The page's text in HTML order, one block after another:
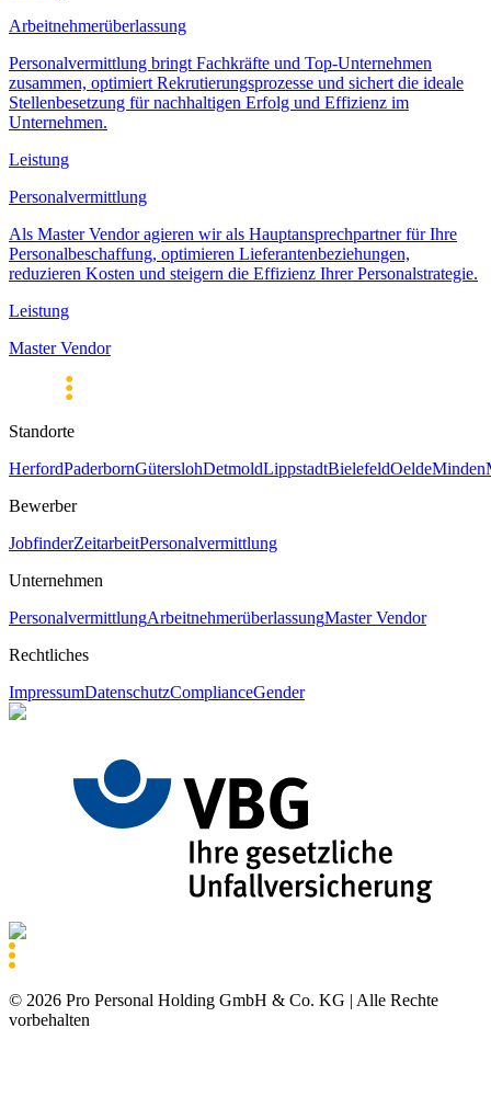
Arbeitnehmerüberlassung
Personalvermittlung bringt Fachkräfte und Top-Unternehmen
zusammen, optimiert Rekrutierungsprozesse und sichert die ideale
Stellenbesetzung für nachhaltigen Erfolg und Effizienz im
Unternehmen.
Leistung
Personalvermittlung
Als Master Vendor agieren wir als Hauptansprechpartner für Ihre
Personalbeschaffung, optimieren Lieferantenbeziehungen,
reduzieren Kosten und steigern die Effizienz Ihrer Personalstrategie.
Leistung
Master Vendor
Standorte
HerfordPaderbornGüterslohDetmoldLippstadtBielefeldOeldeMinden
Bewerber
JobfinderZeitarbeitPersonalvermittlung
Unternehmen
PersonalvermittlungArbeitnehmerüberlassungMaster Vendor
Rechtliches
ImpressumDatenschutzComplianceGender
© 2026 Pro Personal Holding GmbH & Co. KG | Alle Rechte
vorbehalten